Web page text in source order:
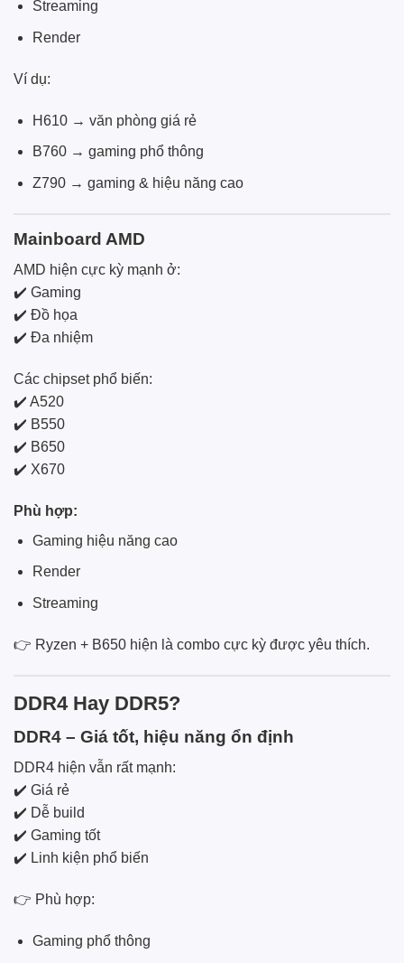
Streaming
Render
Ví dụ:
H610 → văn phòng giá rẻ
B760 → gaming phổ thông
Z790 → gaming & hiệu năng cao
Mainboard AMD
AMD hiện cực kỳ mạnh ở:
✔️ Gaming
✔️ Đồ họa
✔️ Đa nhiệm
Các chipset phổ biến:
✔️ A520
✔️ B550
✔️ B650
✔️ X670
Phù hợp:
Gaming hiệu năng cao
Render
Streaming
👉 Ryzen + B650 hiện là combo cực kỳ được yêu thích.
DDR4 Hay DDR5?
DDR4 – Giá tốt, hiệu năng ổn định
DDR4 hiện vẫn rất mạnh:
✔️ Giá rẻ
✔️ Dễ build
✔️ Gaming tốt
✔️ Linh kiện phổ biến
👉 Phù hợp:
Gaming phổ thông